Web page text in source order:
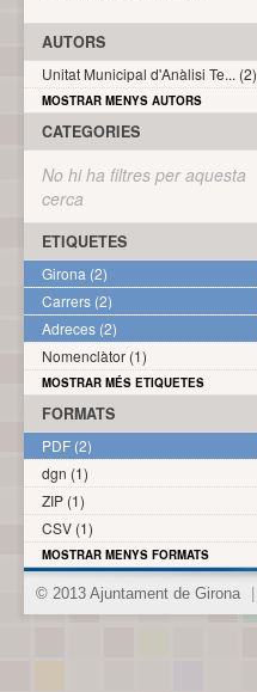
AUTORS
Unitat Municipal d'Anàlisi Te... (2)
MOSTRAR MENYS AUTORS
CATEGORIES
No hi ha filtres per aquesta
cerca
ETIQUETES
Girona (2)
Carrers (2)
Adreces (2)
Nomenclàtor (1)
MOSTRAR MÉS ETIQUETES
FORMATS
PDF (2)
dgn (1)
ZIP (1)
CSV (1)
MOSTRAR MENYS FORMATS
© 2013 Ajuntament de Girona